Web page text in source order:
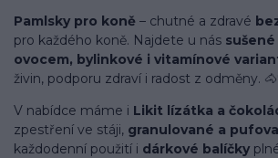
Pamlsky pro koně – chutné a zdravé
pro každého koně. Najdete u nás
ovocem, bylinkové i vitamínové
živin, podporu zdraví i radost z odměny.
V nabídce máme i Likit lízátka a
zpestření ve stáji, granulované a
každodenní použití i dárkové balíčky